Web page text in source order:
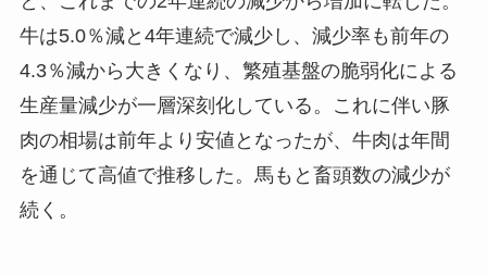
牛は5.0％減と4年連続で減少し、減少率も前年の
4.3％減から大きくなり、繁殖基盤の脆弱化による
生産量減少が一層深刻化している。これに伴い豚
肉の相場は前年より安値となったが、牛肉は年間
を通じて高値で推移した。馬もと畜頭数の減少が
続く。